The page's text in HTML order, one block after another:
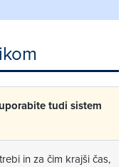
uporabite tudi sistem
in za čim krajši čas,